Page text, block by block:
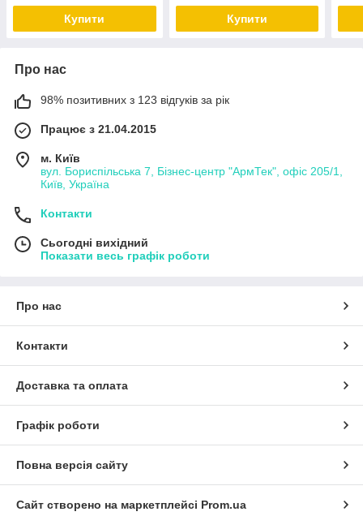
Купити Купити
Про нас
98% позитивних з 123 відгуків за рік
Працює з 21.04.2015
м. Київ
вул. Бориспільська 7, Бізнес-центр "АрмТек", офіс 205/1,
Київ, Україна
Контакти
Сьогодні вихідний
Показати весь графік роботи
Про нас
Контакти
Доставка та оплата
Графік роботи
Повна версія сайту
Сайт створено на маркетплейсі Prom.ua